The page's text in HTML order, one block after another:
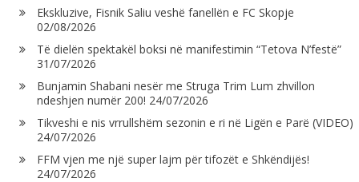
Ekskluzive, Fisnik Saliu veshë fanellën e FC Skopje
02/08/2026
Të dielën spektakël boksi në manifestimin “Tetova N’festë”
31/07/2026
Bunjamin Shabani nesër me Struga Trim Lum zhvillon
ndeshjen numër 200! 24/07/2026
Tikveshi e nis vrrullshëm sezonin e ri në Ligën e Parë (VIDEO)
24/07/2026
FFM vjen me një super lajm për tifozët e Shkëndijës!
24/07/2026